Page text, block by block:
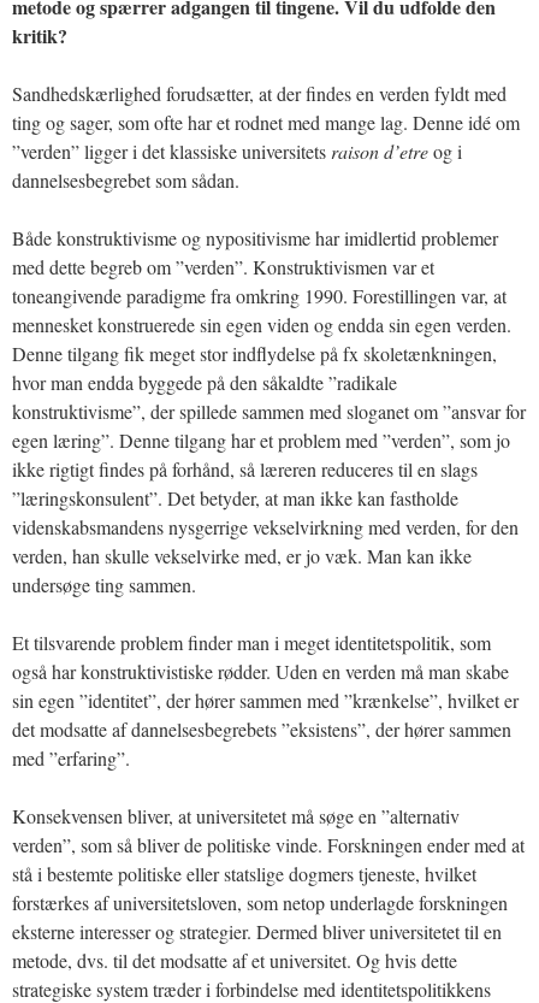
metode og spærrer adgangen til tingene. Vil du udfolde den
kritik?
Sandhedskærlighed forudsætter, at der findes en verden fyldt med
ting og sager, som ofte har et rodnet med mange lag. Denne idé om
”verden” ligger i det klassiske universitets raison d’etreog i
dannelsesbegrebet som sådan.
Både konstruktivisme og nypositivisme har imidlertid problemer
med dette begreb om ”verden”. Konstruktivismen var et
toneangivende paradigme fra omkring 1990. Forestillingen var, at
mennesket konstruerede sin egen viden og endda sin egen verden.
Denne tilgang fik meget stor indflydelse på fx skoletænkningen,
hvor man endda byggede på den såkaldte ”radikale
konstruktivisme”, der spillede sammen med sloganet om ”ansvar for
egen læring”. Denne tilgang har et problem med ”verden”, som jo
ikke rigtigt findes på forhånd, så læreren reduceres til en slags
”læringskonsulent”. Det betyder, at man ikke kan fastholde
videnskabsmandens nysgerrige vekselvirkning med verden, for den
verden, han skulle vekselvirke med, er jo væk. Man kan ikke
undersøge ting sammen.
Et tilsvarende problem finder man i meget identitetspolitik, som
også har konstruktivistiske rødder. Uden en verden må man skabe
sin egen ”identitet”, der hører sammen med ”krænkelse”, hvilket er
det modsatte af dannelsesbegrebets ”eksistens”, der hører sammen
med ”erfaring”.
Konsekvensen bliver, at universitetet må søge en ”alternativ
verden”, som så bliver de politiske vinde. Forskningen ender med at
stå i bestemte politiske eller statslige dogmers tjeneste, hvilket
forstærkes af universitetsloven, som netop underlagde forskningen
eksterne interesser og strategier. Dermed bliver universitetet til en
metode, dvs. til det modsatte af et universitet. Og hvis dette
strategiske system træder i forbindelse med identitetspolitikkens